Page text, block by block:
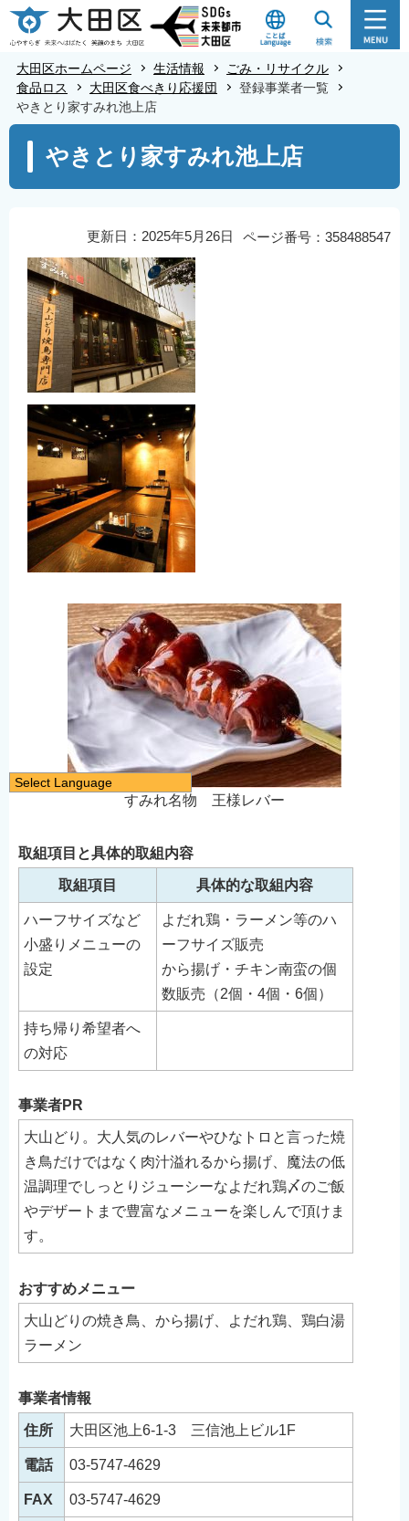
こ
の
の
頭
大田区ホームページ 生活情報
ごみ・リサイクル
食品ロス
大田区食べきり応援団
登録事業者一覧
やきとり家すみれ池上店
こ
やきとり家すみれ池上店
ページ番号：358488547
更新日：2025年5月26日
すみれ名物 王様レバー
取組項目と具体的取組内容
取組項目 具体的な取組内容
ハーフサイズなど
小盛りメニューの
設定
よだれ鶏・ラーメン等のハ
ーフサイズ販売
から揚げ・チキン南蛮の個
数販売（2個・4個・6個）
持ち帰り希望者へ
の対応
事業者PR
大山どり。大人気のレバーやひなトロと言った焼
き鳥だけではなく肉汁溢れるから揚げ、魔法の低
温調理でしっとりジューシーなよだれ鶏〆のご飯
やデザートまで豊富なメニューを楽しんで頂けま
す。
おすすめメニュー
大山どりの焼き鳥、から揚げ、よだれ鶏、鶏白湯
ラーメン
事業者情報
住所 大田区池上6-1-3 三信池上ビル1F
電話 03-5747-4629
FAX 03-5747-4629
Select Language
简体中文
繁體中文
한국어
नेपाली
Filipino